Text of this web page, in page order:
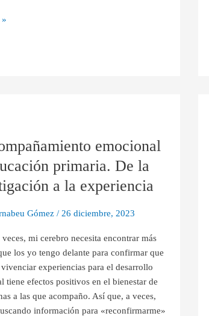
»
emocional
primaria. De la
a la experiencia
Gómez / 26 diciembre, 2023
veces, mi cerebro necesita encontrar más
los yo tengo delante para confirmar que
experiencias para el desarrollo
tiene efectos positivos en el bienestar de
a las que acompaño. Así que, a veces,
información para «reconfirmarme»